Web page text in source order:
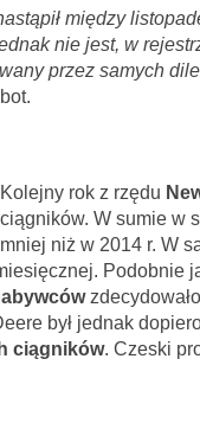
między
nie jest, w
przez samych
Kolejny rok z rzędu
ciągników. W sumie w
mniej niż w 2014 r. W
Podobnie
był jednak
ciągników. Czeski